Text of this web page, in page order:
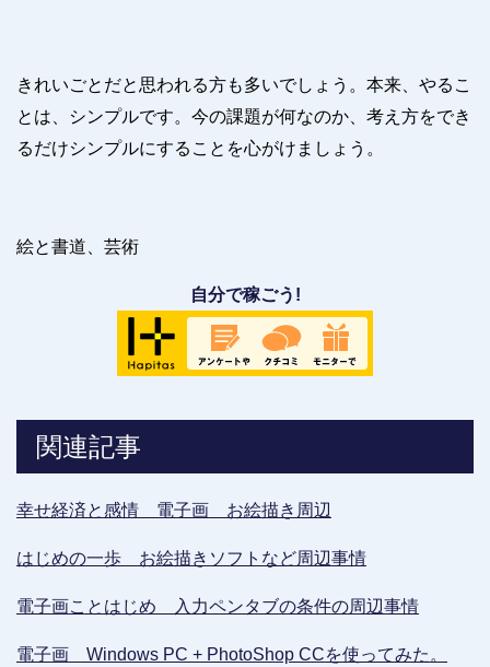
きれいごとだと思われる方も多いでしょう。本来、やるこ
とは、シンプルです。今の課題が何なのか、考え方をでき
るだけシンプルにすることを心がけましょう。
絵と書道、芸術
自分で稼ごう!
関連記事
幸せ経済と感情 電子画 お絵描き周辺
はじめの一歩 お絵描きソフトなど周辺事情
電子画ことはじめ 入力ペンタブの条件の周辺事情
電子画 Windows PC + PhotoShop CCを使ってみた。